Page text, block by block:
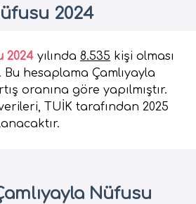
2024
2024 yılında 8.535 kişi olması
hesaplama Çamlıyayla
oranına göre yapılmıştır.
TUİK tarafından 2025
Nüfusu